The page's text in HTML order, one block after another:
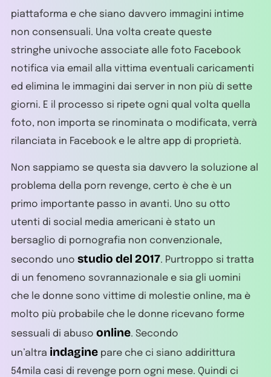
piattaforma e che siano davvero immagini intime
non consensuali. Una volta create queste
stringhe univoche associate alle foto Facebook
notifica via email alla vittima eventuali caricamenti
ed elimina le immagini dai server in non più di sette
giorni. E il processo si ripete ogni qual volta quella
foto, non importa se rinominata o modificata, verrà
rilanciata in Facebook e le altre app di proprietà.
Non sappiamo se questa sia davvero la soluzione al
problema della porn revenge, certo è che è un
primo importante passo in avanti. Uno su otto
utenti di social media americani è stato un
bersaglio di pornografia non convenzionale,
secondo uno studio del 2017. Purtroppo si tratta
di un fenomeno sovrannazionale e sia gli uomini
che le donne sono vittime di molestie online, ma è
molto più probabile che le donne ricevano forme
sessuali di abuso online. Secondo
un’altra indagine pare che ci siano addirittura
54mila casi di revenge porn ogni mese. Quindi ci